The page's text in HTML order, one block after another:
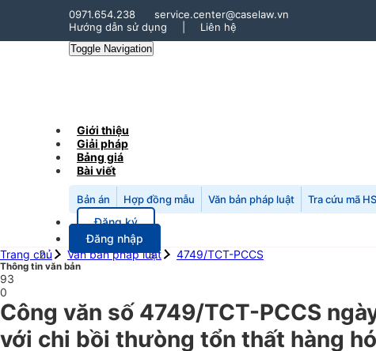
0971.654.238
service.center@caselaw.vn
Hướng dẫn sử dụng
Liên hệ
Toggle Navigation
Giới thiệu
Giải pháp
Bảng giá
Bài viết
Bản án Hợp đồng mẫu Văn bản pháp luật Tra cứu mã HS
Đăng ký
Đăng nhập
Trang chủ
Văn bản pháp luật 4749/TCT-PCCS
Thông tin văn bản
93
0
Công văn số 4749/TCT-PCCS
với chi bồi thưòng tổn thất hàng